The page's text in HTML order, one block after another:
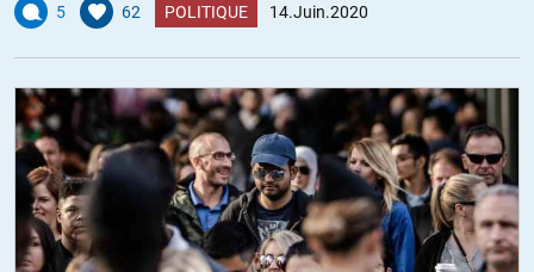
5 62 POLITIQUE 14.Juin.2020